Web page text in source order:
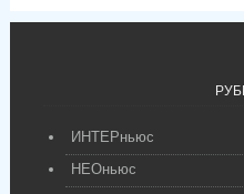
ИНТЕРньюс
НЕОньюс